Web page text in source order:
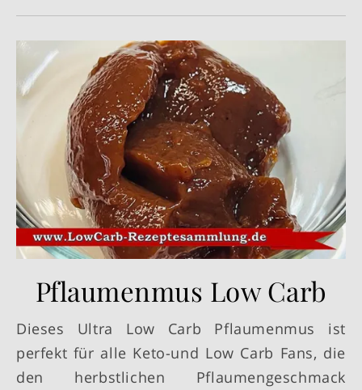
Pflaumenmus Low Carb
Dieses Ultra Low Carb Pflaumenmus ist
perfekt für alle Keto-und Low Carb Fans, die
den herbstlichen Pflaumengeschmack